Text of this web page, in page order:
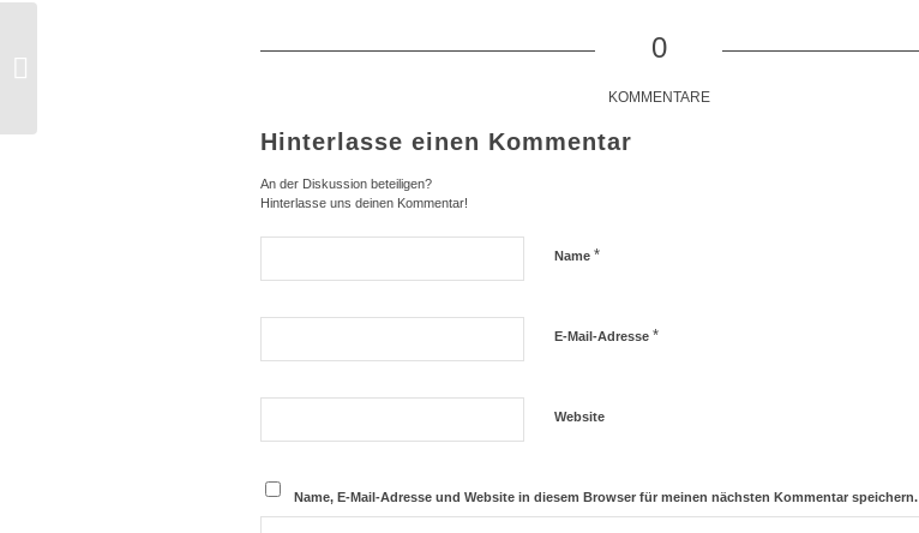
0
KOMMENTARE
Hinterlasse einen Kommentar
An der Diskussion beteiligen?
Hinterlasse uns deinen Kommentar!
Name *
E-Mail-Adresse *
Website
Name, E-Mail-Adresse und Website in diesem Browser für meinen nächsten Kommentar speichern.